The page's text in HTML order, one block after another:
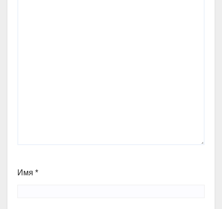
Имя *